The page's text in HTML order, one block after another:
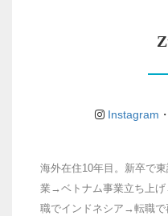
Instagram ・
海外在住10年目。新卒で
業→ベトナム事業立ち上
職でインドネシア→転職で